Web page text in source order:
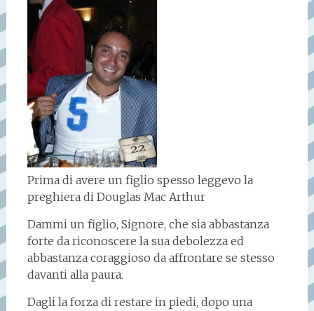
Prima di avere un figlio spesso leggevo la
preghiera di Douglas Mac Arthur
Dammi un figlio, Signore, che sia abbastanza
forte da riconoscere la sua debolezza ed
abbastanza coraggioso da affrontare se stesso
davanti alla paura.
Dagli la forza di restare in piedi, dopo una